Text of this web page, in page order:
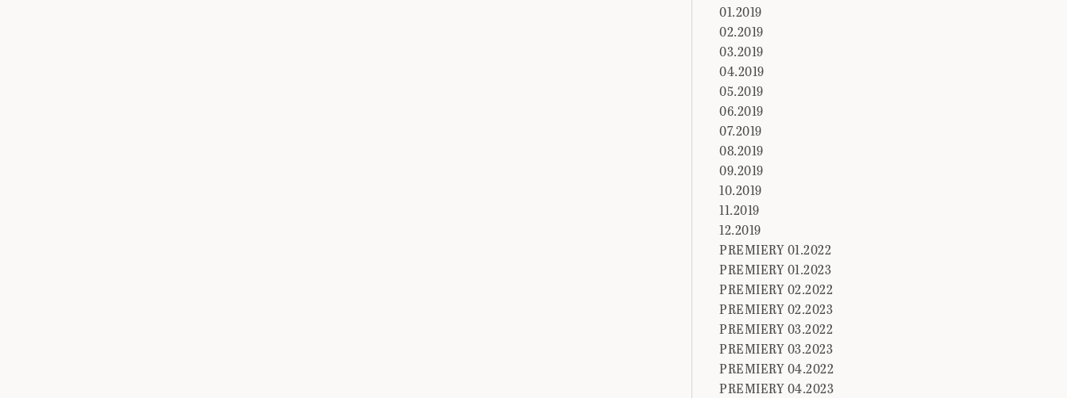
01.2019
02.2019
03.2019
04.2019
05.2019
06.2019
07.2019
08.2019
09.2019
10.2019
11.2019
12.2019
PREMIERY 01.2022
PREMIERY 01.2023
PREMIERY 02.2022
PREMIERY 02.2023
PREMIERY 03.2022
PREMIERY 03.2023
PREMIERY 04.2022
PREMIERY 04.2023